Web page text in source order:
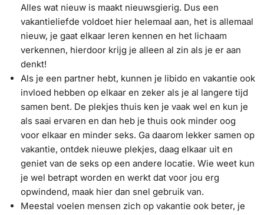
Alles wat nieuw is maakt nieuwsgierig. Dus een
vakantieliefde voldoet hier helemaal aan, het is allemaal
nieuw, je gaat elkaar leren kennen en het lichaam
verkennen, hierdoor krijg je alleen al zin als je er aan
denkt!
Als je een partner hebt, kunnen je libido en vakantie ook
invloed hebben op elkaar en zeker als je al langere tijd
samen bent. De plekjes thuis ken je vaak wel en kun je
als saai ervaren en dan heb je thuis ook minder oog
voor elkaar en minder seks. Ga daarom lekker samen op
vakantie, ontdek nieuwe plekjes, daag elkaar uit en
geniet van de seks op een andere locatie. Wie weet kun
je wel betrapt worden en werkt dat voor jou erg
opwindend, maak hier dan snel gebruik van.
Meestal voelen mensen zich op vakantie ook beter, je